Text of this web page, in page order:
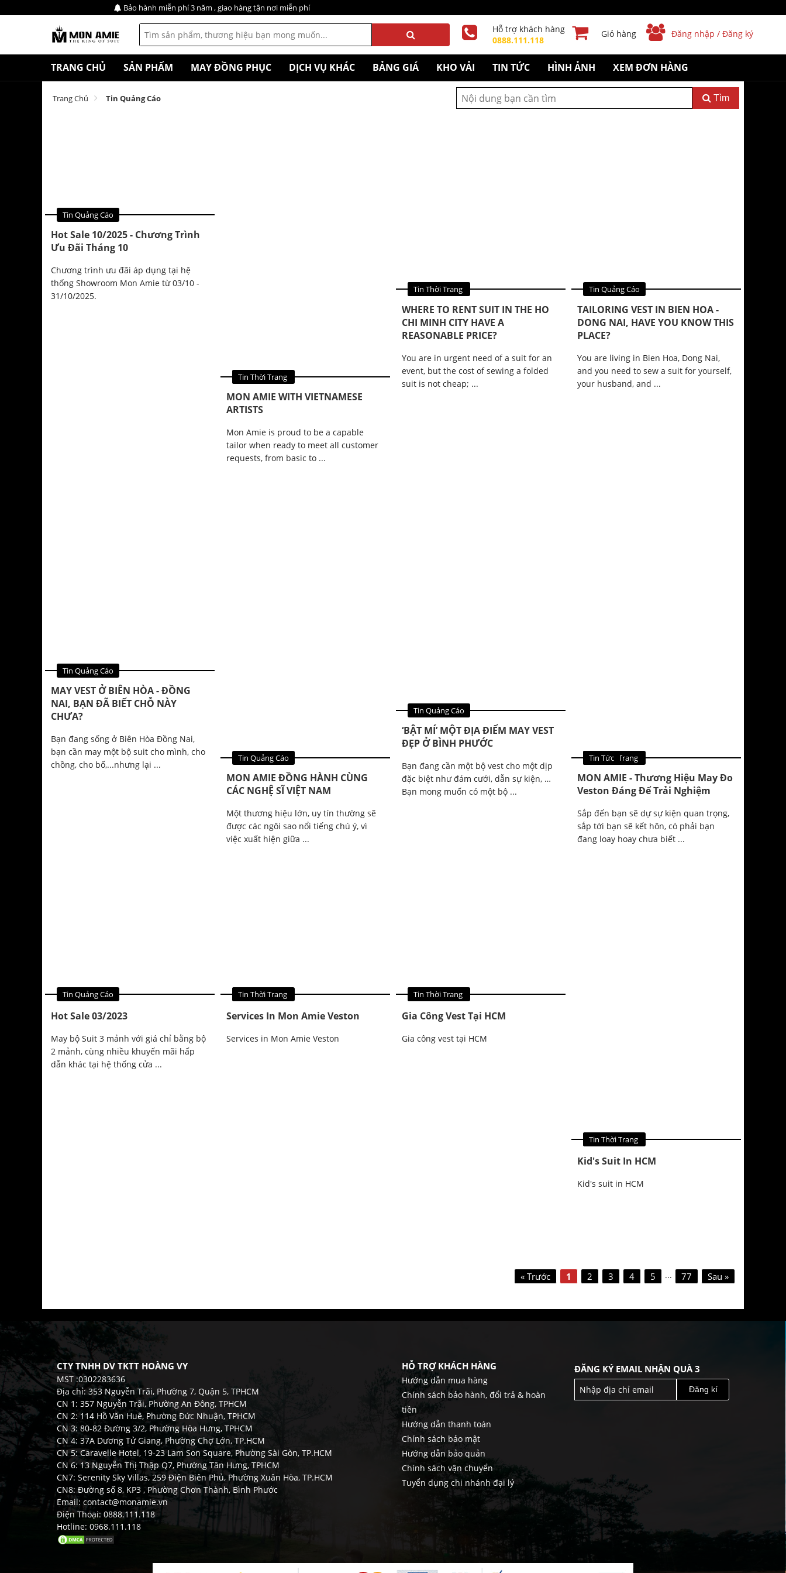
Bảo hành miễn phí 3 năm , giao hàng tận nơi miễn phí
Hỗ trợ khách hàng
0888.111.118
Giỏ hàng Đăng nhập / Đăng ký
TRANG CHỦ SẢN PHẨM MAY ĐỒNG PHỤC DỊCH VỤ KHÁC BẢNG GIÁ KHO VẢI TIN TỨC HÌNH ẢNH XEM ĐƠN HÀNG
Trang Chủ Tin Quảng Cáo Tìm
Tin Quảng Cáo
Hot Sale 10/2025 - Chương Trình
Ưu Đãi Tháng 10
Chương trình ưu đãi áp dụng tại hệ
thống Showroom Mon Amie từ 03/10 -
31/10/2025.
Tin Quảng Cáo
Tin Thời Trang
MON AMIE WITH VIETNAMESE
ARTISTS
Mon Amie is proud to be a capable
tailor when ready to meet all customer
requests, from basic to ...
Tin Quảng Cáo
Tin Thời Trang
WHERE TO RENT SUIT IN THE HO
CHI MINH CITY HAVE A
REASONABLE PRICE?
You are in urgent need of a suit for an
event, but the cost of sewing a folded
suit is not cheap; ...
Tin Quảng Cáo
TAILORING VEST IN BIEN HOA -
DONG NAI, HAVE YOU KNOW THIS
PLACE?
You are living in Bien Hoa, Dong Nai,
and you need to sew a suit for yourself,
your husband, and ...
Tin Quảng Cáo
MAY VEST Ở BIÊN HÒA - ĐỒNG
NAI, BẠN ĐÃ BIẾT CHỖ NÀY
CHƯA?
Bạn đang sống ở Biên Hòa Đồng Nai,
bạn cần may một bộ suit cho mình, cho
chồng, cho bố,...nhưng lại ...
Tin Quảng Cáo
MON AMIE ĐỒNG HÀNH CÙNG
CÁC NGHỆ SĨ VIỆT NAM
Một thương hiệu lớn, uy tín thường sẽ
được các ngôi sao nổi tiếng chú ý, vì
việc xuất hiện giữa ...
Tin Quảng Cáo
‘BẬT MÍ’ MỘT ĐỊA ĐIỂM MAY VEST
ĐẸP Ở BÌNH PHƯỚC
Bạn đang cần một bộ vest cho một dịp
đặc biệt như đám cưới, dẫn sự kiện, …
Bạn mong muốn có một bộ ...
Tin Quảng Cáo
Tin Thời Trang
Tin Thời Trang
Tin Tức
MON AMIE - Thương Hiệu May Đo
Veston Đáng Để Trải Nghiệm
Sắp đến bạn sẽ dự sự kiện quan trọng,
sắp tới bạn sẽ kết hôn, có phải bạn
đang loay hoay chưa biết ...
Tin Quảng Cáo
Hot Sale 03/2023
May bộ Suit 3 mảnh với giá chỉ bằng bộ
2 mảnh, cùng nhiều khuyến mãi hấp
dẫn khác tại hệ thống cửa ...
Tin Quảng Cáo
Tin Thời Trang
Services In Mon Amie Veston
Services in Mon Amie Veston
Tin Quảng Cáo
Tin Thời Trang
Gia Công Vest Tại HCM
Gia công vest tại HCM
Tin Quảng Cáo
Tin Thời Trang
Kid's Suit In HCM
Kid's suit in HCM
« Trước 1 2 3 4 5 ... 77 Sau »
CTY TNHH DV TKTT HOÀNG VY
MST :0302283636
Địa chỉ: 353 Nguyễn Trãi, Phường 7, Quận 5, TPHCM
CN 1: 357 Nguyễn Trãi, Phường An Đông, TPHCM
CN 2: 114 Hồ Văn Huê, Phường Đức Nhuận, TPHCM
CN 3: 80-82 Đường 3/2, Phường Hòa Hưng, TPHCM
CN 4: 37A Dương Tử Giang, Phường Chợ Lớn, TP.HCM
CN 5: Caravelle Hotel, 19-23 Lam Son Square, Phường Sài Gòn, TP.HCM
CN 6: 13 Nguyễn Thị Thập Q7, Phường Tân Hưng, TPHCM
CN7: Serenity Sky Villas, 259 Điện Biên Phủ, Phường Xuân Hòa, TP.HCM
CN8: Đường số 8, KP3 , Phường Chơn Thành, Bình Phước
Email: contact@monamie.vn
Điện Thoại: 0888.111.118
Hotline: 0968.111.118
HỖ TRỢ KHÁCH HÀNG
Hướng dẫn mua hàng
Chính sách bảo hành, đổi trả & hoàn
tiền
Hướng dẫn thanh toán
Chính sách bảo mật
Hướng dẫn bảo quản
Chính sách vận chuyển
Tuyển dụng chi nhánh đại lý
ĐĂNG KÝ EMAIL NHẬN QUÀ 3
Đăng kí